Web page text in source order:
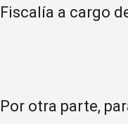
Fiscalía a cargo
Por otra parte,